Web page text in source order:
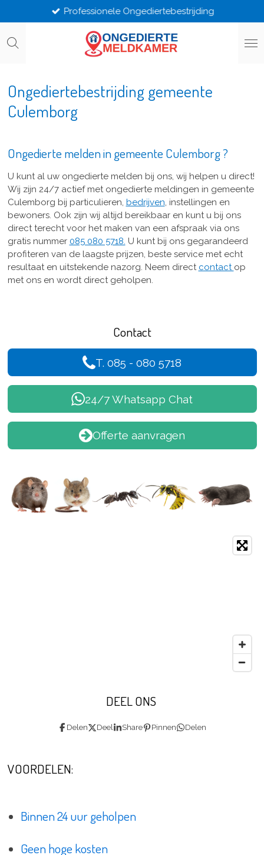
direct
naar
Professionele Ongediertebestrijding
Ongediertebestrijding gemeente
Culemborg
Ongedierte melden in gemeente Culemborg ?
U kunt al uw ongedierte melden bij ons, wij helpen u direct!
Wij zijn 24/7 actief met ongedierte meldingen in gemeente
Culemborg bij particulieren, bedrijven, instellingen en
bewoners. Ook zijn wij altijd bereikbaar en kunt u bij ons
direct terecht voor het maken van een afspraak via ons
gratis nummer 085 080 5718. U kunt bij ons gegarandeerd
profiteren van de laagste prijzen, beste service met echt
resultaat en uitstekende nazorg. Neem direct contact op
met ons en wordt direct geholpen.
Contact
T. 085 - 080 5718
24/7 Whatsapp Chat
Offerte aanvragen
DEEL ONS
Delen Deel Share Pinnen Delen
VOORDELEN:
Binnen 24 uur geholpen
Geen hoge kosten